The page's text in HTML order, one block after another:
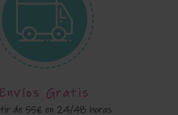
Gratis
de 55€ en 24/48 horas